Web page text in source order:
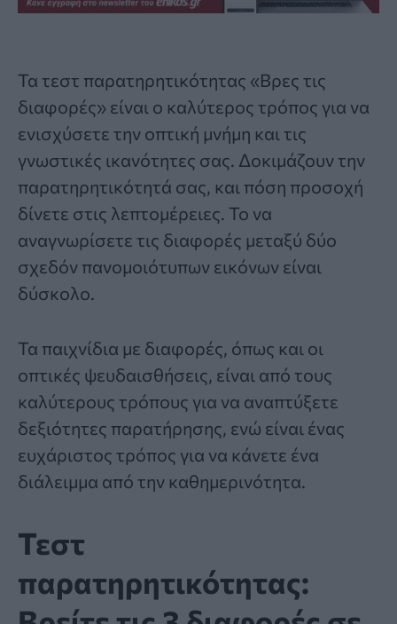
Τα τεστ παρατηρητικότητας «Βρες τις
διαφορές» είναι ο καλύτερος τρόπος για να
ενισχύσετε την οπτική μνήμη και τις
γνωστικές ικανότητες σας. Δοκιμάζουν την
παρατηρητικότητά σας, και πόση προσοχή
δίνετε στις λεπτομέρειες. Το να
αναγνωρίσετε τις διαφορές μεταξύ δύο
σχεδόν πανομοιότυπων εικόνων είναι
δύσκολο.
Τα παιχνίδια με διαφορές, όπως και οι
οπτικές ψευδαισθήσεις, είναι από τους
καλύτερους τρόπους για να αναπτύξετε
δεξιότητες παρατήρησης, ενώ είναι ένας
ευχάριστος τρόπος για να κάνετε ένα
διάλειμμα από την καθημερινότητα.
Τεστ
παρατηρητικότητας: